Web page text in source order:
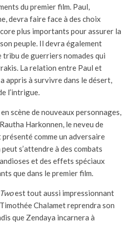
du premier film. Paul,
devra faire face à des choix
plus importants pour assurer la
peuple. Il devra également
de guerriers nomades qui
La relation entre Paul et
appris à survivre dans le désert,
l’intrigue.
scène de nouveaux personnages,
Harkonnen, le neveu de
comme un adversaire
s’attendre à des combats
et des effets spéciaux
que dans le premier film.
est tout aussi impressionnant
Chalamet reprendra son
que Zendaya incarnera à